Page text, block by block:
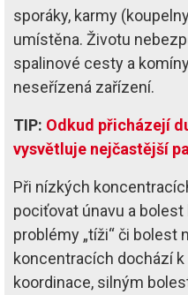
sporáky, karmy
umístěna. Životu
spalinové cesty a
neseřízená zařízení.
TIP: Odkud přicházejí
vysvětluje nejčastější
Při nízkých
pociťovat únavu a
problémy „tíži“ či bolest
koncentracích dochází
koordinace, silným